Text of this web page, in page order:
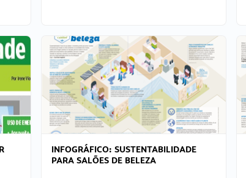
INFOGRÁFICO: SUSTENTABILIDADE
PARA SALÕES DE BELEZA